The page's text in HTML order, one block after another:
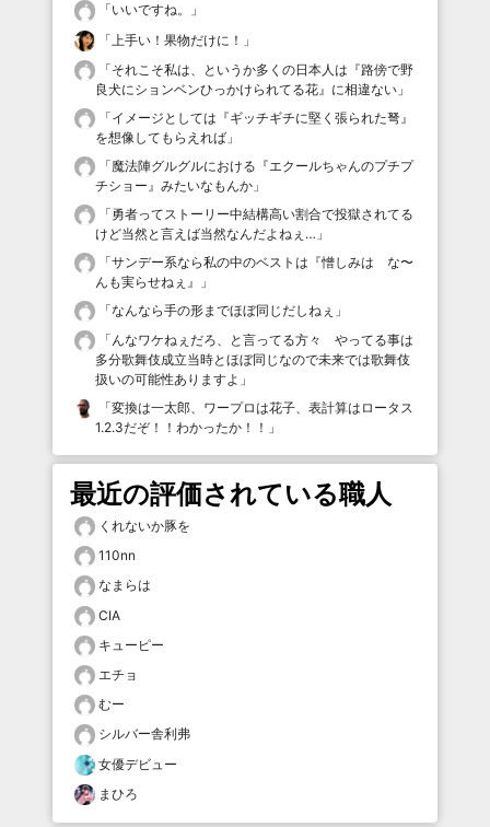
「いいですね。
」
「 上手い！果物だけに！ 」
「それこそ私は、というか多くの日本人は『路傍で野
良犬にションベンひっかけられてる花』に相違ない 」
「イメージとしては『ギッチギチに堅く張られた弩』
を想像してもらえれば 」
「魔法陣グルグルにおける『エクールちゃんのプチプ
チショー』みたいなもんか 」
「勇者ってストーリー中結構高い割合で投獄されてる
けど当然と言えば当然なんだよねぇ… 」
「サンデー系なら私の中のベストは『憎しみは な〜
んも実らせねぇ』
」
「なんなら手の形までほぼ同じだしねぇ 」
「んなワケねぇだろ、と言ってる方々 やってる事は
多分歌舞伎成立当時とほぼ同じなので未来では歌舞伎
扱いの可能性ありますよ 」
「変換は一太郎、ワープロは花子、表計算はロータス
1.2.3だぞ！！わかったか！！ 」
最近の評価されている職人
くれないか豚を
110nn
なまらは
CIA
キューピー
エチョ
むー
シルバー舎利弗
女優デビュー
まひろ